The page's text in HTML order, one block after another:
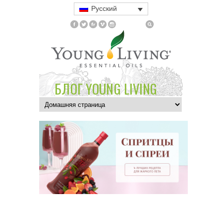
Русский
БЛОГ YOUNG LIVING